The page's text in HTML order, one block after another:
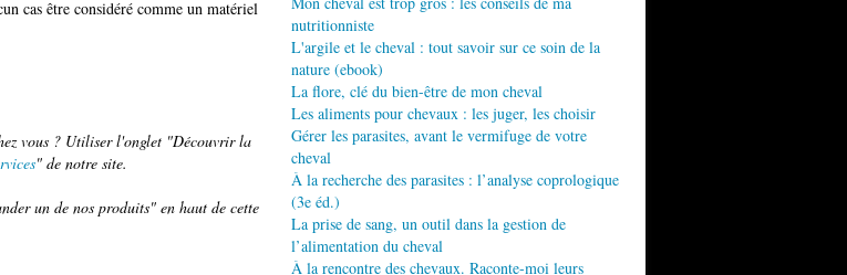
cas être considéré comme un matériel
vous ? Utiliser l'onglet "Découvrir la
" de notre site.
un de nos produits" en haut de cette
nutritionniste
L'argile et le cheval : tout savoir sur ce soin de la
nature (ebook)
La flore, clé du bien-être de mon cheval
Les aliments pour chevaux : les juger, les choisir
Gérer les parasites, avant le vermifuge de votre
cheval
À la recherche des parasites : l’analyse coprologique
(3e éd.)
La prise de sang, un outil dans la gestion de
l’alimentation du cheval
À la rencontre des chevaux. Raconte-moi leurs